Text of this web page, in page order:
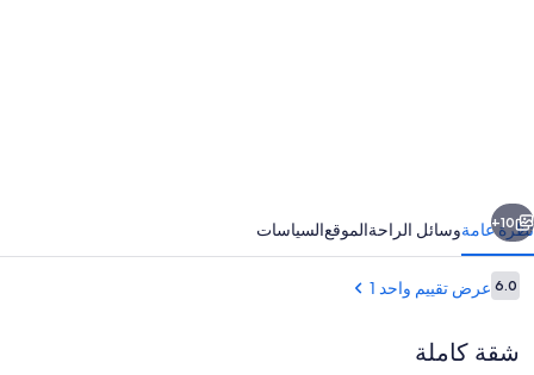
great
outdoor
space
التالي
10+
نظرة عامةوسائل الراحةالموقعالسياسات
التقييمات
6.06.0 من 10عرض تقييم واحد 1
شقة كاملة